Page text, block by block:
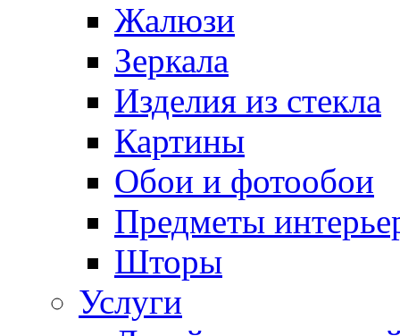
Жалюзи
Зеркала
Изделия из стекла
Картины
Обои и фотообои
Предметы
Шторы
Услуги